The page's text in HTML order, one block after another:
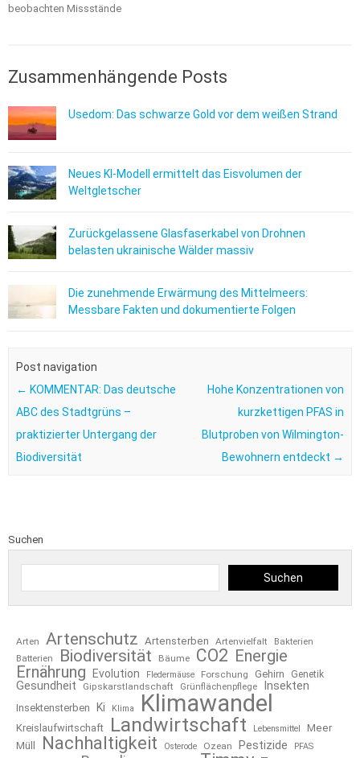
beobachten Missstände
Zusammenhängende Posts
Usedom: Das schwarze Gold vor dem weißen Strand
Neues KI-Modell ermittelt das Eisvolumen der
Weltgletscher
Zurückgelassene Glasfaserkabel von Drohnen
belasten ukrainische Wälder massiv
Die zunehmende Erwärmung des Mittelmeers:
Messbare Fakten und dokumentierte Folgen
Post navigation
← KOMMENTAR: Das deutsche
ABC des Stadtgrüns –
praktizierter Untergang der
Biodiversität
Hohe Konzentrationen von
kurzkettigen PFAS in
Blutproben von Wilmington-
Bewohnern entdeckt →
Suchen
Suchen
Arten Artenschutz Artensterben Artenvielfalt
Bakterien
Batterien
Biodiversität Bäume CO2 Energie
Ernährung
Evolution Fledermäuse Forschung Gehirn Genetik
Gesundheit Gipskarstlandschaft Grünflächenpflege Insekten
Insektensterben Ki Klima Klimawandel
Kreislaufwirtschaft Landwirtschaft Lebensmittel
Meer
Müll
Nachhaltigkeit Osterode Ozean Pestizide PFAS